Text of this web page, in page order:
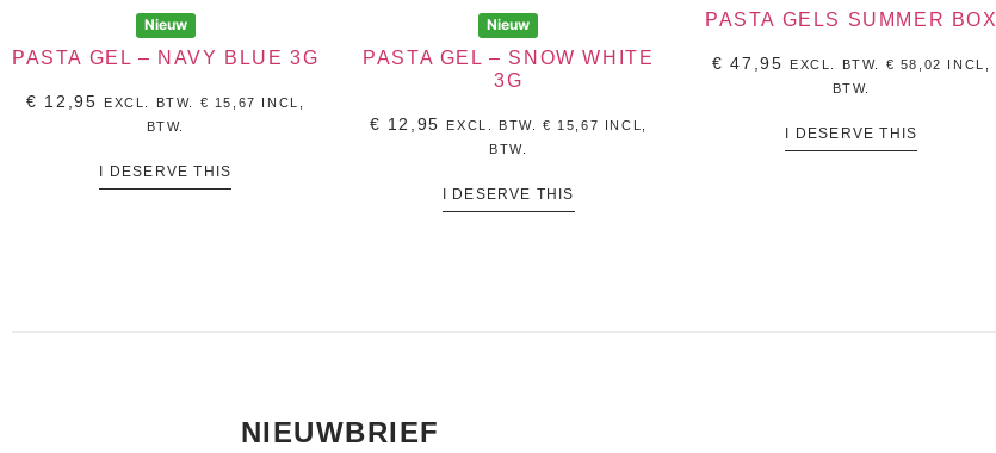
Nieuw
PASTA GEL – NAVY BLUE 3G
€ 12,95 EXCL. BTW. € 15,67
INCL,
BTW.
I DESERVE THIS
Nieuw
PASTA GEL – SNOW WHITE
3G
€ 12,95 EXCL. BTW.€ 15,67
INCL,
BTW.
I DESERVE THIS
PASTA GELS SUMMER BOX
€ 47,95 EXCL. BTW. € 58,02
INCL,
BTW.
I DESERVE THIS
NIEUWBRIEF